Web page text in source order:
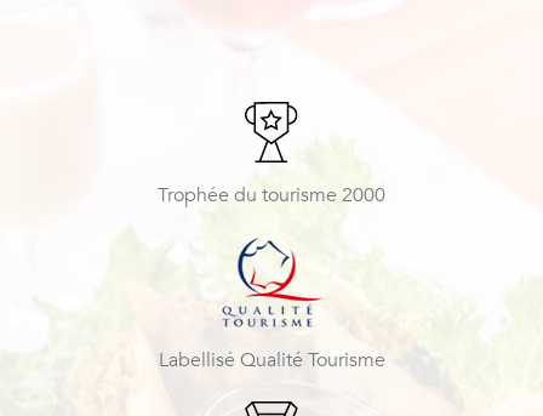
Trophée du tourisme 2000
Labellisé Qualité Tourisme